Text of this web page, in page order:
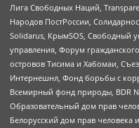
Лига Свободных Наций,
Народов ПостРоссии,
Solidarus, КрымSOS, Свободный
управления, Форум
островов Тисима и Хабомаи,
Интернешнл, Фонд борьбы с
Всемирный фонд природы, BDR
Образовательный дом прав
Белорусский дом прав человека